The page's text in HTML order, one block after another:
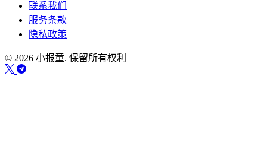
联系我们
服务条款
隐私政策
© 2026 小报童. 保留所有权利